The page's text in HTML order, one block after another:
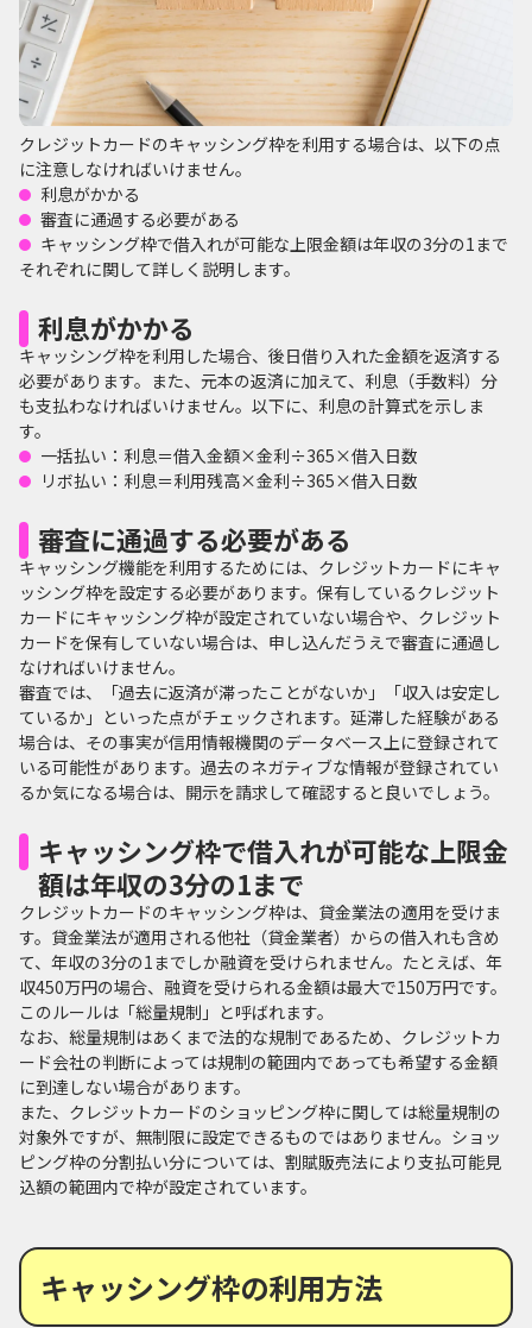
クレジットカードのキャッシング枠を利用する場合は、以下の点
に注意しなければいけません。
利息がかかる
審査に通過する必要がある
キャッシング枠で借入れが可能な上限金額は年収の3分の1まで
それぞれに関して詳しく説明します。
利息がかかる
キャッシング枠を利用した場合、後日借り入れた金額を返済する
必要があります。また、元本の返済に加えて、利息（手数料）分
も支払わなければいけません。以下に、利息の計算式を示しま
す。
一括払い：利息＝借入金額×金利÷365×借入日数
リボ払い：利息＝利用残高×金利÷365×借入日数
審査に通過する必要がある
キャッシング機能を利用するためには、クレジットカードにキャ
ッシング枠を設定する必要があります。保有しているクレジット
カードにキャッシング枠が設定されていない場合や、クレジット
カードを保有していない場合は、申し込んだうえで審査に通過し
なければいけません。
審査では、「過去に返済が滞ったことがないか」「収入は安定し
ているか」といった点がチェックされます。延滞した経験がある
場合は、その事実が信用情報機関のデータベース上に登録されて
いる可能性があります。過去のネガティブな情報が登録されてい
るか気になる場合は、開示を請求して確認すると良いでしょう。
キャッシング枠で借入れが可能な上限金
額は年収の3分の1まで
クレジットカードのキャッシング枠は、貸金業法の適用を受けま
す。貸金業法が適用される他社（貸金業者）からの借入れも含め
て、年収の3分の1までしか融資を受けられません。たとえば、年
収450万円の場合、融資を受けられる金額は最大で150万円です。
このルールは「総量規制」と呼ばれます。
なお、総量規制はあくまで法的な規制であるため、クレジットカ
ード会社の判断によっては規制の範囲内であっても希望する金額
に到達しない場合があります。
また、クレジットカードのショッピング枠に関しては総量規制の
対象外ですが、無制限に設定できるものではありません。ショッ
ピング枠の分割払い分については、割賦販売法により支払可能見
込額の範囲内で枠が設定されています。
キャッシング枠の利用方法